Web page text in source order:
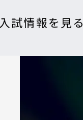
入試情報を見る